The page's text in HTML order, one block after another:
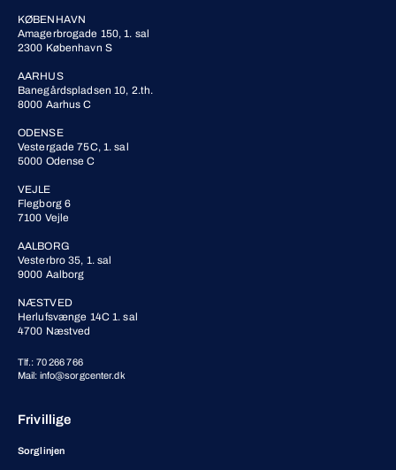
KØBENHAVN
Amagerbrogade 150, 1. sal
2300 København S
AARHUS
Banegårdspladsen 10, 2.th.
8000 Aarhus C
ODENSE
Vestergade 75C, 1. sal
5000 Odense C
VEJLE
Flegborg 6
7100 Vejle
AALBORG
Vesterbro 35, 1. sal
9000 Aalborg
NÆSTVED
Herlufsvænge 14C 1. sal
4700 Næstved
Tlf.: 70 266 766
Mail: info@sorgcenter.dk
Frivillige
Sorglinjen